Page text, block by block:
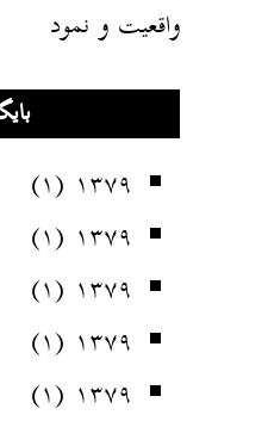
واقعیت و نمود
۱۳۷۹ (۱)
۱۳۷۹ (۱)
۱۳۷۹ (۱)
۱۳۷۹ (۱)
۱۳۷۹ (۱)